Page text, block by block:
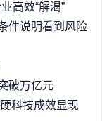
高效“解渴”
件说明看到风险
破万亿元
科技成效显现